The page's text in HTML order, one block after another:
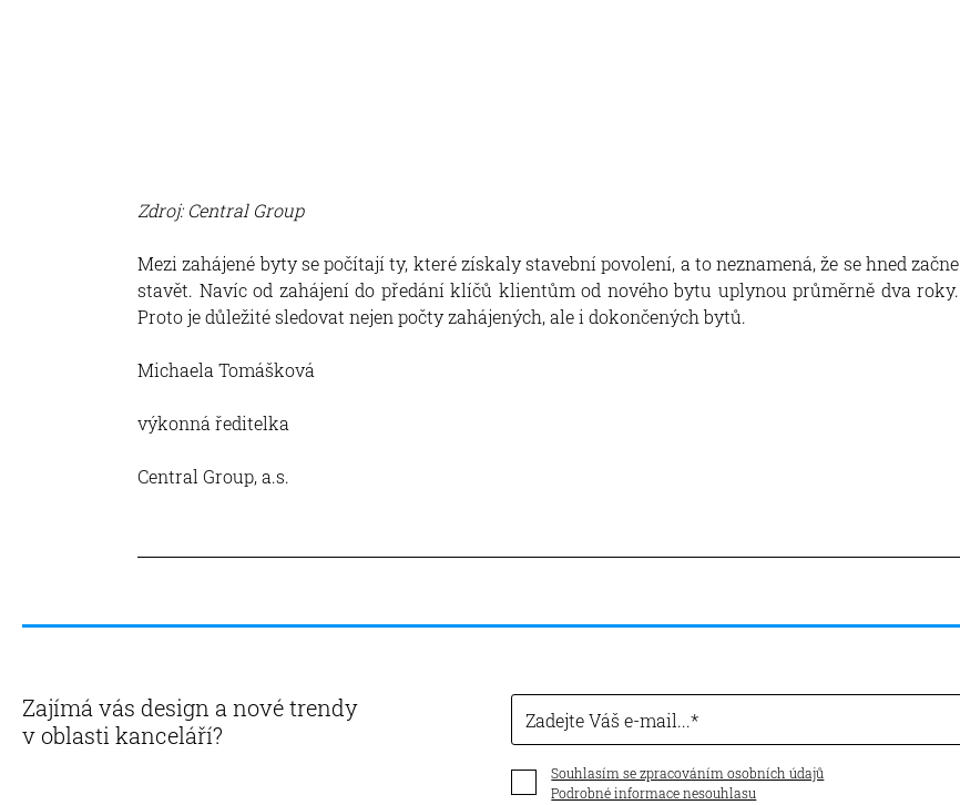
Zdroj: Central Group
Mezi zahájené byty se počítají ty, které získaly stavební povolení, a to neznamená, že se hned začne
stavět. Navíc od zahájení do předání klíčů klientům od nového bytu uplynou průměrně dva roky.
Proto je důležité sledovat nejen počty zahájených, ale i dokončených bytů.
Michaela Tomášková
výkonná ředitelka
Central Group, a.s.
Zajímá vás design a nové trendy
v oblasti kanceláří?
Zadejte Váš e-mail...
Souhlasím se zpracováním osobních údajů
Podrobné informace nesouhlasu